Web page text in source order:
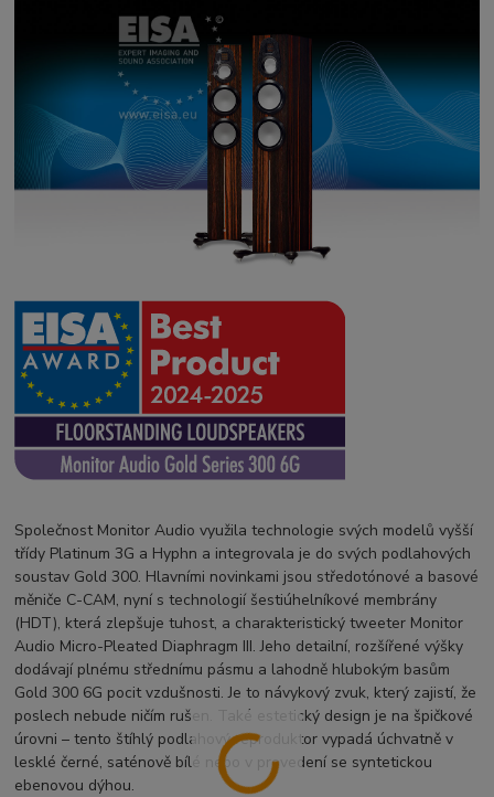
Společnost Monitor Audio využila technologie svých modelů vyšší
třídy Platinum 3G a Hyphn a integrovala je do svých podlahových
soustav Gold 300. Hlavními novinkami jsou středotónové a basové
měniče C-CAM, nyní s technologií šestiúhelníkové membrány
(HDT), která zlepšuje tuhost, a charakteristický tweeter Monitor
Audio Micro-Pleated Diaphragm III. Jeho detailní, rozšířené výšky
dodávají plnému střednímu pásmu a lahodně hlubokým basům
Gold 300 6G pocit vzdušnosti. Je to návykový zvuk, který zajistí, že
poslech nebude ničím rušen. Také estetický design je na špičkové
úrovni – tento štíhlý podlahový reproduktor vypadá úchvatně v
lesklé černé, saténově bílé nebo v provedení se syntetickou
ebenovou dýhou.